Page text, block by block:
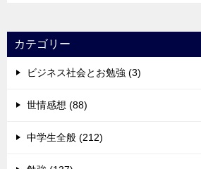
カテゴリー
ビジネス社会とお勉強 (3)
世情感想 (88)
中学生全般 (212)